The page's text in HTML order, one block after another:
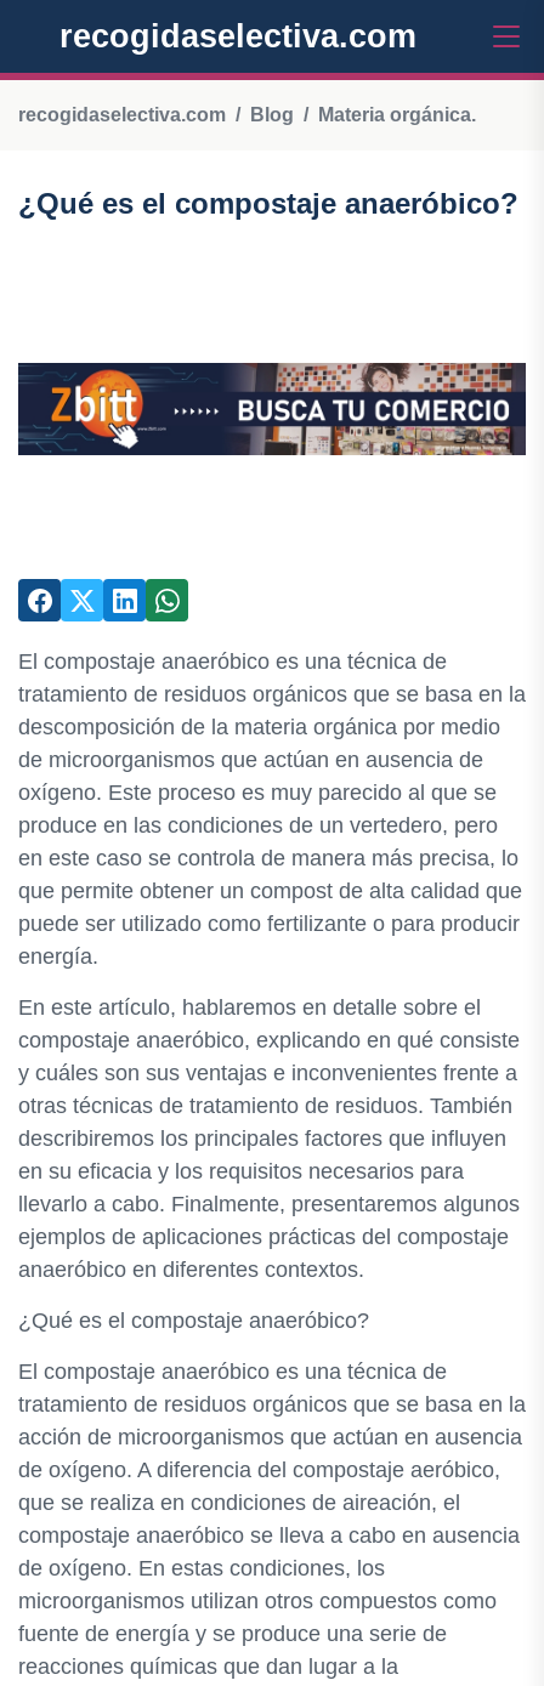
recogidaselectiva.com
recogidaselectiva.com Blog Materia orgánica.
¿Qué es el compostaje anaeróbico?
El compostaje anaeróbico es una técnica de
tratamiento de residuos orgánicos que se basa en la
descomposición de la materia orgánica por medio
de microorganismos que actúan en ausencia de
oxígeno. Este proceso es muy parecido al que se
produce en las condiciones de un vertedero, pero
en este caso se controla de manera más precisa, lo
que permite obtener un compost de alta calidad que
puede ser utilizado como fertilizante o para producir
energía.
En este artículo, hablaremos en detalle sobre el
compostaje anaeróbico, explicando en qué consiste
y cuáles son sus ventajas e inconvenientes frente a
otras técnicas de tratamiento de residuos. También
describiremos los principales factores que influyen
en su eficacia y los requisitos necesarios para
llevarlo a cabo. Finalmente, presentaremos algunos
ejemplos de aplicaciones prácticas del compostaje
anaeróbico en diferentes contextos.
¿Qué es el compostaje anaeróbico?
El compostaje anaeróbico es una técnica de
tratamiento de residuos orgánicos que se basa en la
acción de microorganismos que actúan en ausencia
de oxígeno. A diferencia del compostaje aeróbico,
que se realiza en condiciones de aireación, el
compostaje anaeróbico se lleva a cabo en ausencia
de oxígeno. En estas condiciones, los
microorganismos utilizan otros compuestos como
fuente de energía y se produce una serie de
reacciones químicas que dan lugar a la